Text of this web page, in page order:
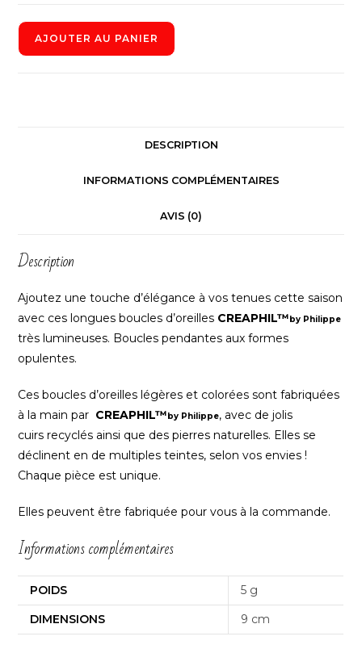
AJOUTER AU PANIER
DESCRIPTION
INFORMATIONS COMPLÉMENTAIRES
AVIS (0)
Description
Ajoutez une touche d’élégance à vos tenues cette saison
avec ces longues boucles d’oreilles CREAPHIL™ by Philippe
très lumineuses. Boucles pendantes aux formes
opulentes.
Ces boucles d’oreilles légères et colorées sont fabriquées
à la main par CREAPHIL™ by Philippe, avec de jolis
cuirs recyclés ainsi que des pierres naturelles. Elles se
déclinent en de multiples teintes, selon vos envies !
Chaque pièce est unique.
Elles peuvent être fabriquée pour vous à la commande.
Informations complémentaires
POIDS
5 g
DIMENSIONS
9 cm